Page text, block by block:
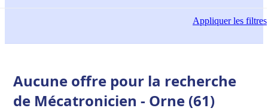
Appliquerles filtres
Aucune offre pour la recherche
de Mécatronicien - Orne (61)